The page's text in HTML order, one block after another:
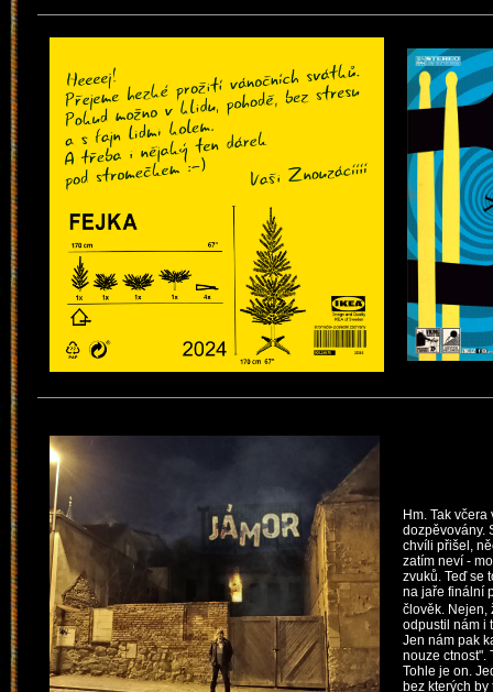
Hm. Tak
dozpěvovány.
chvíli přišel,
zatím neví -
zvuků. Teď se
na jaře finální
člověk. Nejen,
odpustil nám i
Jen nám pak
nouze ctnost".
Tohle je on.
bez kterých